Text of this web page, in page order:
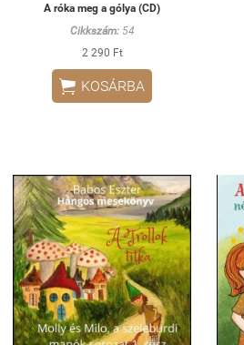
A róka meg a gólya (CD)
Cikkszám:54
2 290 Ft
 KOSÁRBA